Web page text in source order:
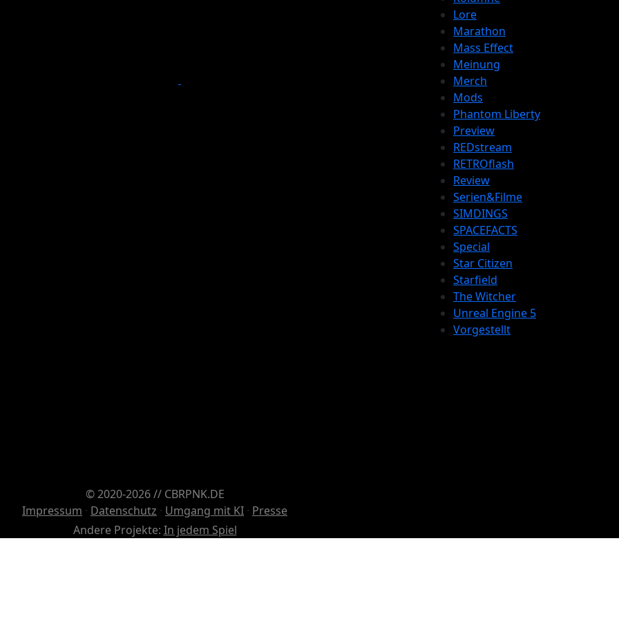
Lore
Marathon
Mass Effect
Meinung
Merch
Mods
Phantom Liberty
Preview
REDstream
RETROflash
Review
Serien&Filme
SIMDINGS
SPACEFACTS
Special
Star Citizen
Starfield
The Witcher
Unreal Engine 5
Vorgestellt
© 2020-2026 // CBRPNK.DE
Impressum · Datenschutz · Umgang mit KI · Presse
Andere Projekte: In jedem Spiel